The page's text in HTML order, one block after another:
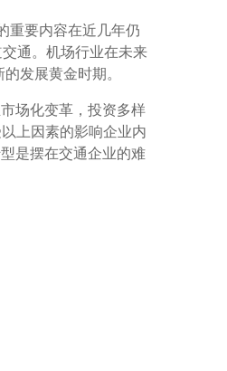
重要内容在近几年仍
通。机场行业在未来
发展黄金时期。
场化变革，投资多样
上因素的影响企业内
是摆在交通企业的难